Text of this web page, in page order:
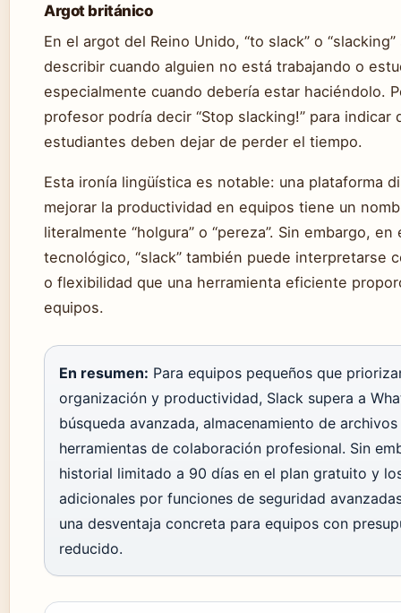
Argot británico
En el argot del Reino Unido, “to slack” o
describir cuando alguien no está trabajando o
especialmente cuando debería estar haciéndolo.
profesor podría decir “Stop slacking!” para indicar
estudiantes deben dejar de perder el tiempo.
Esta ironía lingüística es notable: una plataforma
mejorar la productividad en equipos tiene un
literalmente “holgura” o “pereza”. Sin embargo,
tecnológico, “slack” también puede interpretarse
o flexibilidad que una herramienta eficiente
equipos.
En resumen: Para equipos pequeños que
organización y productividad, Slack supera a
búsqueda avanzada, almacenamiento de
herramientas de colaboración profesional. Sin
historial limitado a 90 días en el plan gratuito y
adicionales por funciones de seguridad
una desventaja concreta para equipos con
reducido.